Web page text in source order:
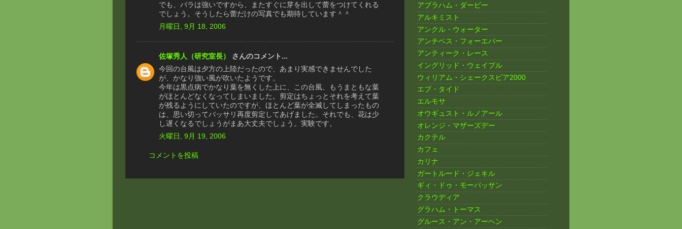
でも、バラは強いですから、またすぐに芽を出して蕾をつけてくれる
でしょう。そうしたら蕾だけの写真でも期待しています＾＾
月曜日, 9月 18, 2006
佐塚秀人（研究室長）
さんのコメント...
今回の台風は夕方の上陸だったので、あまり実感できませんでした
が、かなり強い風が吹いたようです。
今年は黒点病でかなり葉を無くした上に、この台風、もうまともな葉
がほとんどなくなってしまいました。剪定はちょっとそれを考えて葉
が残るようにしていたのですが、ほとんど葉が全滅してしまったもの
は、思い切ってバッサリ再度剪定してあげました。それでも、花は少
し遅くなるでしょうがまあ大丈夫でしょう。実験です。
火曜日, 9月 19, 2006
コメントを投稿
アブラハム・ダービー
アルキミスト
アンクル・ウォーター
アンチベス・フォーエバー
アンティーク・レース
イングリッド・ウェイブル
ウィリアム・シェークスピア2000
エブ・タイド
エルモサ
オウギュスト・ルノアール
オレンジ・マザーズデー
カクテル
カフェ
カリナ
ガートルード・ジェキル
ギィ・ドゥ・モーパッサン
クラウディア
グラハム・トーマス
グルース・アン・アーヘン